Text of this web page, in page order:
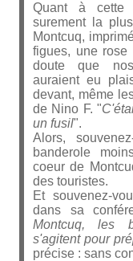
Quant à cette
surement la
Montcuq,
figues, une rose
doute que
auraient eu
devant, même
de Nino F. "
un fusil".
Alors,
banderole
coeur de
des touristes.
Et souvenez-
dans sa
Montcuq, les
s'agitent pour
précise : sans